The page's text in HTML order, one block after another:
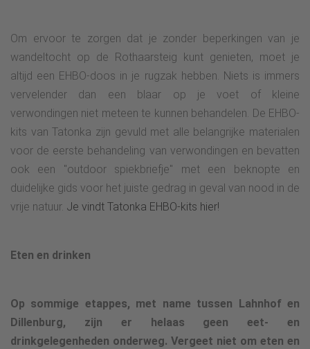
Om ervoor te zorgen dat je zonder beperkingen van je
wandeltocht op de Rothaarsteig kunt genieten, moet je
altijd een EHBO-doos in je rugzak hebben. Niets is immers
vervelender dan een blaar op je voet of kleine
verwondingen niet meteen te kunnen behandelen. De EHBO-
kits van Tatonka zijn gevuld met alle belangrijke materialen
voor de eerste behandeling van verwondingen en bevatten
ook een "outdoor spiekbriefje" met een beknopte en
duidelijke gids voor het juiste gedrag in geval van nood in de
vrije natuur. Je vindt Tatonka EHBO-kits hier!
Eten en drinken
Op sommige etappes, met name tussen Lahnhof en
Dillenburg, zijn er helaas geen eet- en
drinkgelegenheden onderweg. Vergeet niet om eten en